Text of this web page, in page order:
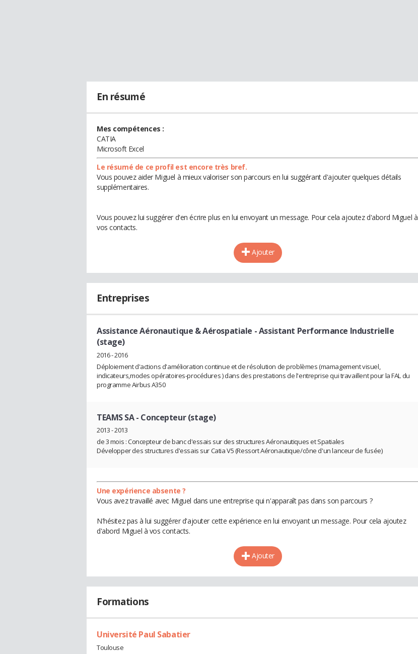
En résumé
Mes compétences :
CATIA
Microsoft Excel
Le résumé de ce profil est encore très bref.
Vous pouvez aider Miguel à mieux valoriser son parcours en lui suggérant d'ajouter quelques détails
supplémentaires.
Vous pouvez lui suggérer d'en écrire plus en lui envoyant un message. Pour cela ajoutez d'abord Miguel à
vos contacts.
Ajouter
Entreprises
Assistance Aéronautique & Aérospatiale - Assistant Performance Industrielle
(stage)
2016 - 2016
Déploiement d'actions d'amélioration continue et de résolution de problèmes (mamagement visuel,
indicateurs,modes opératoires-procédures ) dans des prestations de l'entreprise qui travaillent pour la FAL du
programme Airbus A350
TEAMS SA- Concepteur (stage)
2013 - 2013
de 3 mois : Concepteur de banc d'essais sur des structures Aéronautiques et Spatiales
Développer des structures d'essais sur Catia V5 (Ressort Aéronautique/cône d'un lanceur de fusée)
Une expérience absente ?
Vous avez travaillé avec Miguel dans une entreprise qui n'apparaît pas dans son parcours ?
N'hésitez pas à lui suggérer d'ajouter cette expérience en lui envoyant un message. Pour cela ajoutez
d'abord Miguel à vos contacts.
Ajouter
Formations
Université Paul Sabatier
Toulouse